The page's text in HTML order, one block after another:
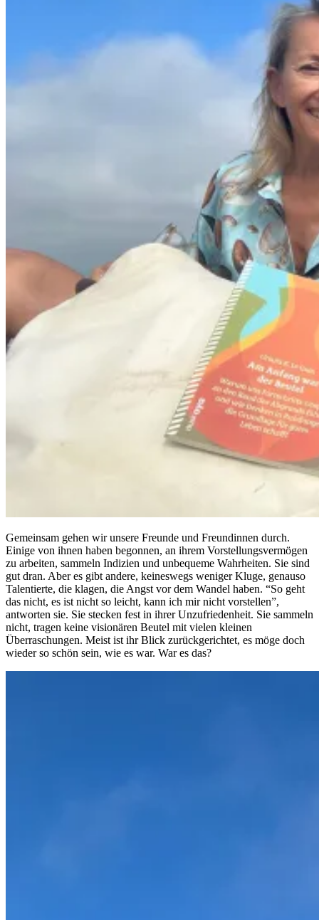
Gemeinsam gehen wir unsere Freunde und Freundinnen durch.
Einige von ihnen haben begonnen, an ihrem Vorstellungsvermögen
zu arbeiten, sammeln Indizien und unbequeme Wahrheiten. Sie sind
gut dran. Aber es gibt andere, keineswegs weniger Kluge, genauso
Talentierte, die klagen, die Angst vor dem Wandel haben. “So geht
das nicht, es ist nicht so leicht, kann ich mir nicht vorstellen”,
antworten sie. Sie stecken fest in ihrer Unzufriedenheit. Sie sammeln
nicht, tragen keine visionären Beutel mit vielen kleinen
Überraschungen. Meist ist ihr Blick zurückgerichtet, es möge doch
wieder so schön sein, wie es war. War es das?